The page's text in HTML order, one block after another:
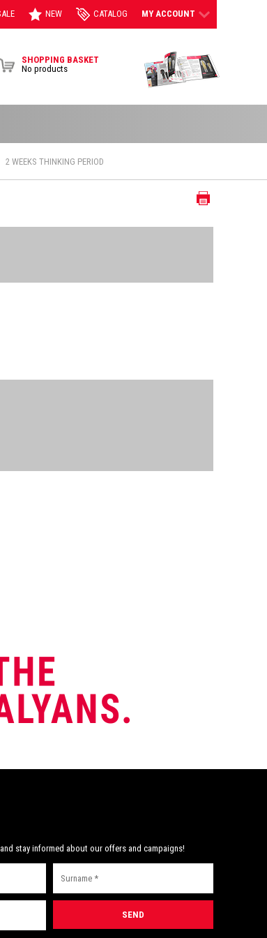
stay informed about our offers and campaigns!
NEW CATALOG MY ACCOUNT
SHOPPING BASKET
No products
2 WEEKS THINKING PERIOD